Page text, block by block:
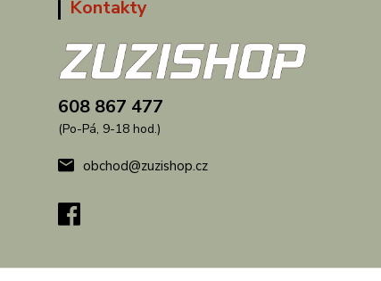
Kontakty
608 867 477
(Po-Pá, 9-18 hod.)
obchod@zuzishop.cz